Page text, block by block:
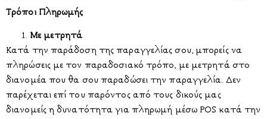
Τρόποι Πληρωμής
Με μετρητά
Κατά την παράδοση της παραγγελίας σου, μπορείς να
πληρώσεις με τον παραδοσιακό τρόπο, με μετρητά στο
διανομέα που θα σου παραδώσει την παραγγελία. Δεν
παρέχεται επί του παρόντος από τους δικούς μας
διανομείς η δυνατότητα για πληρωμή μέσω POS κατά την